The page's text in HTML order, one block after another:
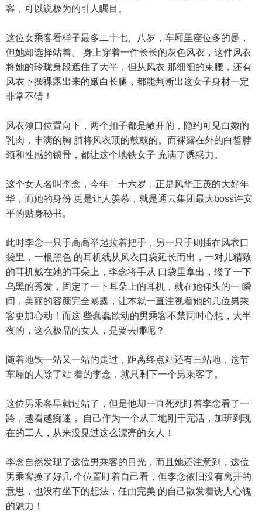
客，可以说极为的引人瞩目。
这位女乘客看样子最多二十七、八岁，车厢里座位多的是，
但她却选择站着。 身上穿着一件长长的灰色风衣，这件风衣
将她的玲珑身段遮住了大半，但从风衣 那细细的束腰，还有
风衣下摆裸露出来的嫩白长腿，都能判断出这女子身材一定
非常不错！
风衣领口位置向下，两个扣子都是敞开的，隐约可见白嫩的
乳肉，丰满的胸 脯将风衣顶的鼓鼓的。而裸露在外的白皙脖
颈和性感的锁骨，都让这个地铁女子 充满了诱惑力。
这个女人名叫李念，今年二十六岁，正是风华正茂的大好年
华，而她的身份 更是让人羡慕，就是通云集团最大boss许安
平的贴身秘书。
此时李念一只手高高举起拉着把手，另一只手则插在风衣口
袋里，一根黑色 的耳机线从风衣口袋延长而出，一对儿精致
的耳机戴在她的耳朵上，李念将手从 口袋里拿出，缕了一下
乌黑的秀发，固定了一下耳朵上的耳机，就在她仰头的一 瞬
间，美丽的容颜完全暴露，让本就一直注视着她的几位男乘
客更加心动！而这 些蠢蠢欲动的男乘客不禁同时心想，大半
夜的，这么极品的女人，是要去哪呢？
随着地铁一站又一站的走过，距离终点站还有三站地，这节
车厢的人除了站 着的李念，就只剩下一个男乘客了。
这位男乘客早就过站了，但是他却一直死死盯着李念看了一
路，越看越痴迷， 自己作为一个从工地刚干完活，加班到现
在的工人，从来没见过这么漂亮的女人！
李念自然发现了这位男乘客的目光，而且她还注意到，这位
男乘客换了好几 个位置盯着自己看，但李念依旧没有离开的
意思，也没有坐下的想法，任由完美 的自己散发着诱人心魄
的魅力！